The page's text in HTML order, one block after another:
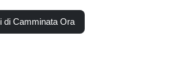
di Camminata Ora